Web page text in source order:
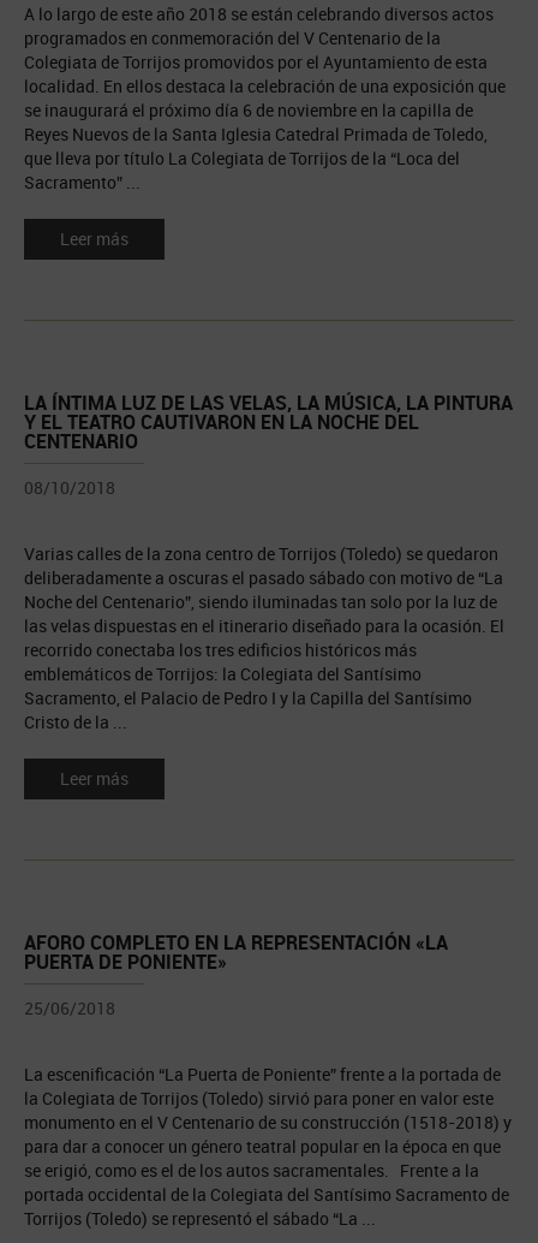
A lo largo de este año 2018 se están celebrando diversos actos
programados en conmemoración del V Centenario de la
Colegiata de Torrijos promovidos por el Ayuntamiento de esta
localidad. En ellos destaca la celebración de una exposición que
se inaugurará el próximo día 6 de noviembre en la capilla de
Reyes Nuevos de la Santa Iglesia Catedral Primada de Toledo,
que lleva por título La Colegiata de Torrijos de la “Loca del
Sacramento” ...
Leer más
LA ÍNTIMA LUZ DE LAS VELAS, LA MÚSICA, LA PINTURA
Y EL TEATRO CAUTIVARON EN LA NOCHE DEL
CENTENARIO
08/10/2018
Varias calles de la zona centro de Torrijos (Toledo) se quedaron
deliberadamente a oscuras el pasado sábado con motivo de “La
Noche del Centenario”, siendo iluminadas tan solo por la luz de
las velas dispuestas en el itinerario diseñado para la ocasión. El
recorrido conectaba los tres edificios históricos más
emblemáticos de Torrijos: la Colegiata del Santísimo
Sacramento, el Palacio de Pedro I y la Capilla del Santísimo
Cristo de la ...
Leer más
AFORO COMPLETO EN LA REPRESENTACIÓN «LA
PUERTA DE PONIENTE»
25/06/2018
La escenificación “La Puerta de Poniente” frente a la portada de
la Colegiata de Torrijos (Toledo) sirvió para poner en valor este
monumento en el V Centenario de su construcción (1518-2018) y
para dar a conocer un género teatral popular en la época en que
se erigió, como es el de los autos sacramentales. Frente a la
portada occidental de la Colegiata del Santísimo Sacramento de
Torrijos (Toledo) se representó el sábado “La ...